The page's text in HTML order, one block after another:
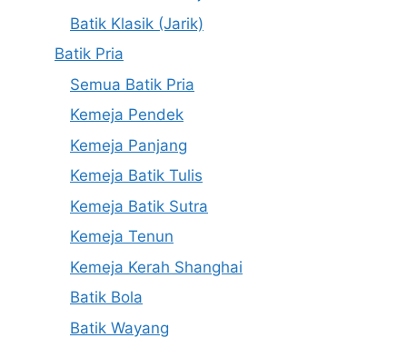
Batik Klasik (Jarik)
Batik Pria
Semua Batik Pria
Kemeja Pendek
Kemeja Panjang
Kemeja Batik Tulis
Kemeja Batik Sutra
Kemeja Tenun
Kemeja Kerah Shanghai
Batik Bola
Batik Wayang